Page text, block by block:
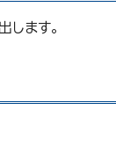
ます。